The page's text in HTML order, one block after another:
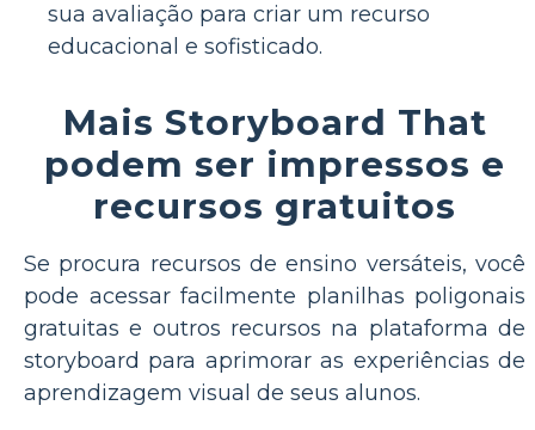
sua avaliação para criar um recurso
educacional e sofisticado.
Mais Storyboard That
podem ser impressos e
recursos gratuitos
Se procura recursos de ensino versáteis, você
pode acessar facilmente planilhas poligonais
gratuitas e outros recursos na plataforma de
storyboard para aprimorar as experiências de
aprendizagem visual de seus alunos.